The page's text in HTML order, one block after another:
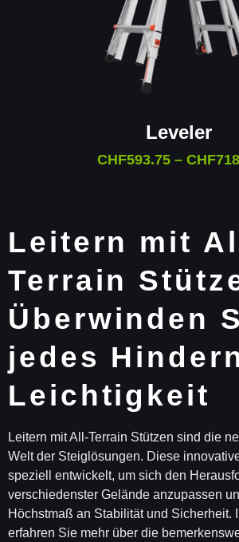
Leveler
CHF593.75 – CHF
Leitern mit
Terrain
Überwinden
jedes
Leichtigkeit
Leitern mit All-Terrain Stützen sind die
Welt der Steiglösungen. Diese
speziell entwickelt, um sich den
verschiedenster Gelände anzupassen
Höchstmaß an Stabilität und Sicherheit.
erfahren Sie mehr über die